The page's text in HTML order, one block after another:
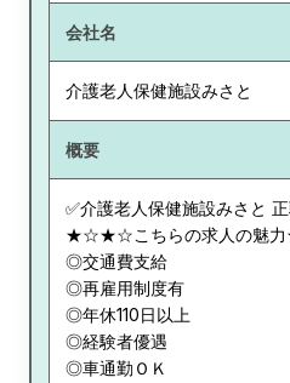
会社名
介護老人保健施設みさと
概要
✅介護老人保健施設みさと
★☆★☆こちらの求人の魅
◎交通費支給
◎再雇用制度有
◎年休110日以上
◎経験者優遇
◎車通勤ＯＫ